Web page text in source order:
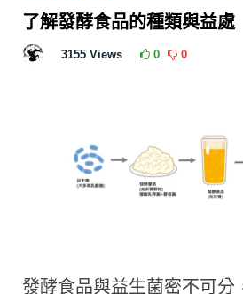
了解發酵食品的種類與益處
3155 Views 0 0
發酵食品與益生菌密不可分